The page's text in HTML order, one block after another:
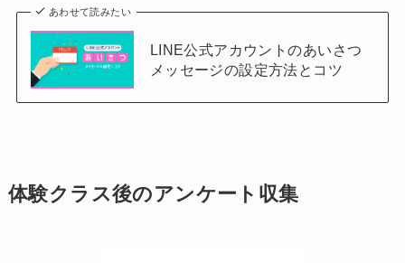
あわせて読みたい
LINE公式アカウントのあいさつ
メッセージの設定方法とコツ
体験クラス後のアンケート収集